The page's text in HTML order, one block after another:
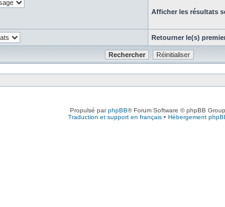
Afficher les résultats
Retourner le(s)
Propulsé parphpBB® Forum Software © phpBB Group
Traduction et support en français• Hébergement